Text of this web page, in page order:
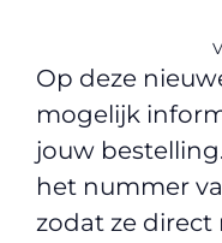
Op deze
mogelijk
jouw
het nummer
zodat ze